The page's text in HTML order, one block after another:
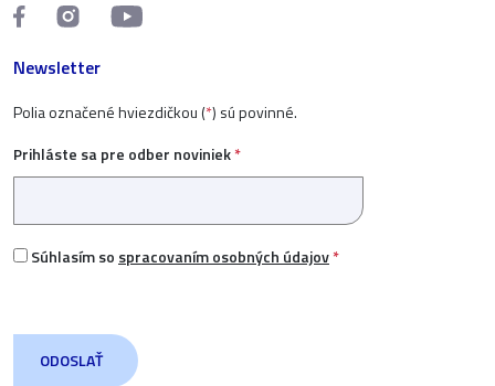
Newsletter
Polia označené hviezdičkou (*) sú povinné.
Prihláste sa pre odber noviniek*
Súhlasím so spracovaním osobných údajov*